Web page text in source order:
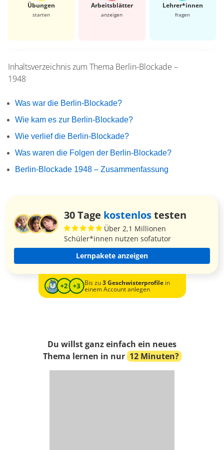
Übungen
starten
Arbeits­blätter
anzeigen
Lehrer*​innen
fragen
Inhaltsverzeichnis zum Thema Berlin-Blockade –
1948
Was war die Berlin-Blockade?
Wie kam es zur Berlin-Blockade?
Wie verlief die Berlin-Blockade?
Was waren die Folgen der Berlin-Blockade?
Berlin-Blockade 1948 – Zusammenfassung
30 Tage kostenlostesten
Über 2,1 Millionen
Schüler*innen nutzen sofatutor
Lernpakete anzeigen
Bis zu3 Geschwisterprofilein
einem Account anlegen
Du willst ganz einfach ein neues
Thema lernen in nur 12 Minuten?